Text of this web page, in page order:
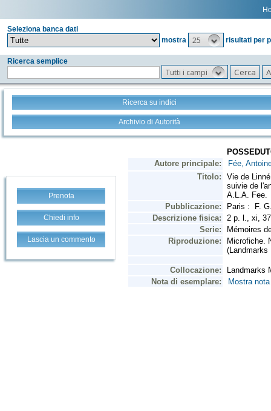
Seleziona banca dati
mostra
25 risultati per
Ricerca semplice
Tutti i campi
Ricerca su indici
Archivio di Autorità
Prenota
Chiedi info
Lascia un commento